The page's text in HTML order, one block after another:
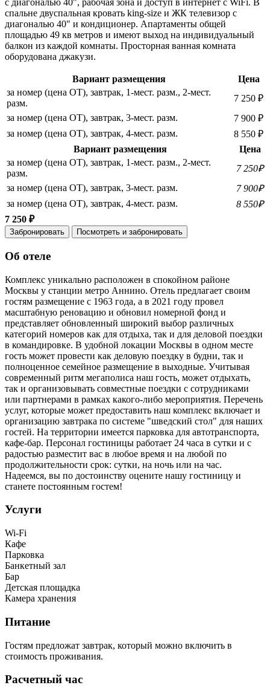
с диагональю 40", рабочая зона и доступ в интернет с WiFi. В
спальне двуспальная кровать king-size и ЖК телевизор с
диагональю 40" и кондиционер. Апартаменты общей
площадью 49 кв метров и имеют выход на индивидуальный
балкон из каждой комнаты. Просторная ванная комната
оборудована джакузи.
Вариант размещения
Цена
за номер (цена ОТ), завтрак, 1-мест. разм., 2-мест.
разм.
7 250 ₽
за номер (цена ОТ), завтрак, 3-мест. разм.
7 900 ₽
за номер (цена ОТ), завтрак, 4-мест. разм.
8 550 ₽
Вариант размещения
Цена
за номер (цена ОТ), завтрак, 1-мест. разм., 2-мест.
разм.
7 250₽
за номер (цена ОТ), завтрак, 3-мест. разм.
7 900₽
за номер (цена ОТ), завтрак, 4-мест. разм.
8 550₽
7 250 ₽
Забронировать Посмотреть и забронировать
Об отеле
Комплекс уникально расположен в спокойном районе
Москвы у станции метро Аннино. Отель предлагает своим
гостям размещение с 1963 года, а в 2021 году провел
масштабную реновацию и обновил номерной фонд и
представляет обновленный широкий выбор различных
категорий номеров как для отдыха, так и для деловой поездки
в командировке. В удобной локации Москвы в одном месте
гость может провести как деловую поездку в будни, так и
полноценное семейное размещение в выходные. Учитывая
современный ритм мегаполиса наш гость, может отдыхать,
так и организовывать совместные поездки с сотрудниками
или партнерами в рамках какого-либо мероприятия. Перечень
услуг, которые может предоставить наш комплекс включает и
организацию завтрака по системе "шведский стол" для наших
гостей. На территории имеется парковка для автотранспорта,
кафе-бар. Персонал гостиницы работает 24 часа в сутки и с
радостью разместит вас в любое время и на любой по
продолжительности срок: сутки, на ночь или на час.
Надеемся, вы по достоинству оцените нашу гостиницу и
станете постоянным гостем!
Услуги
Wi-Fi
Кафе
Парковка
Банкетный зал
Бар
Детская площадка
Камера хранения
Питание
Гостям предложат завтрак, который можно включить в
стоимость проживания.
Расчетный час